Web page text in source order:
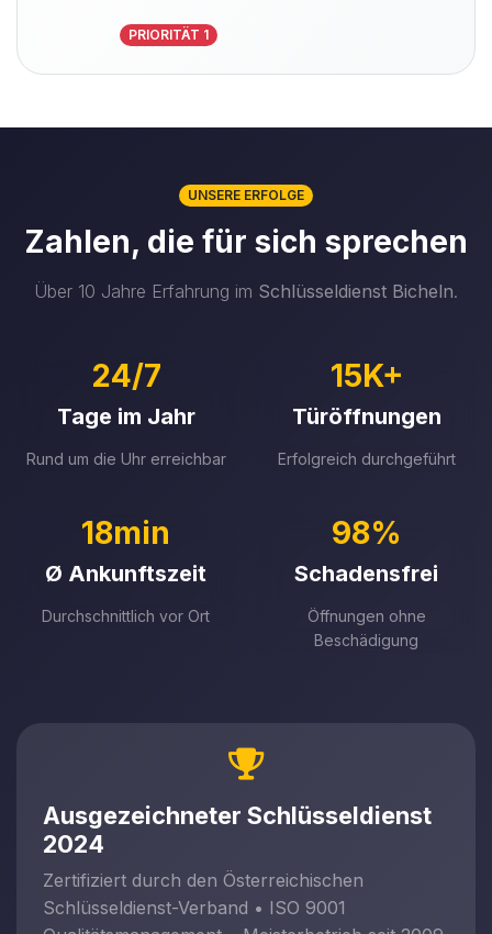
PRIORITÄT 1
UNSERE ERFOLGE
Zahlen, die für sich sprechen
Über 10 Jahre Erfahrung im Schlüsseldienst Bicheln.
24/7
Tage im Jahr
Rund um die Uhr erreichbar
15K+
Türöffnungen
Erfolgreich durchgeführt
18min
Ø Ankunftszeit
Durchschnittlich vor Ort
98%
Schadensfrei
Öffnungen ohne
Beschädigung
Ausgezeichneter Schlüsseldienst
2024
Zertifiziert durch den Österreichischen
Schlüsseldienst-Verband • ISO 9001